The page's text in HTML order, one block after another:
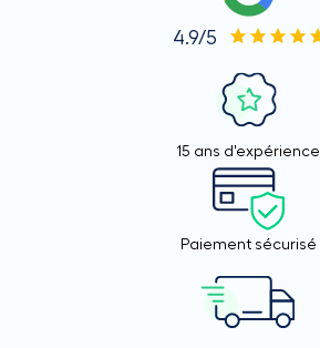
4.9/5
15 ans d'expérience
Paiement sécurisé